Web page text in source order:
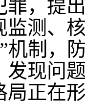
罪，提
监测、
机制，
发现问
局正在